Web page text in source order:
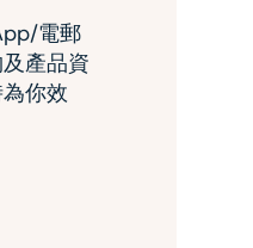
電郵
產品資
你效